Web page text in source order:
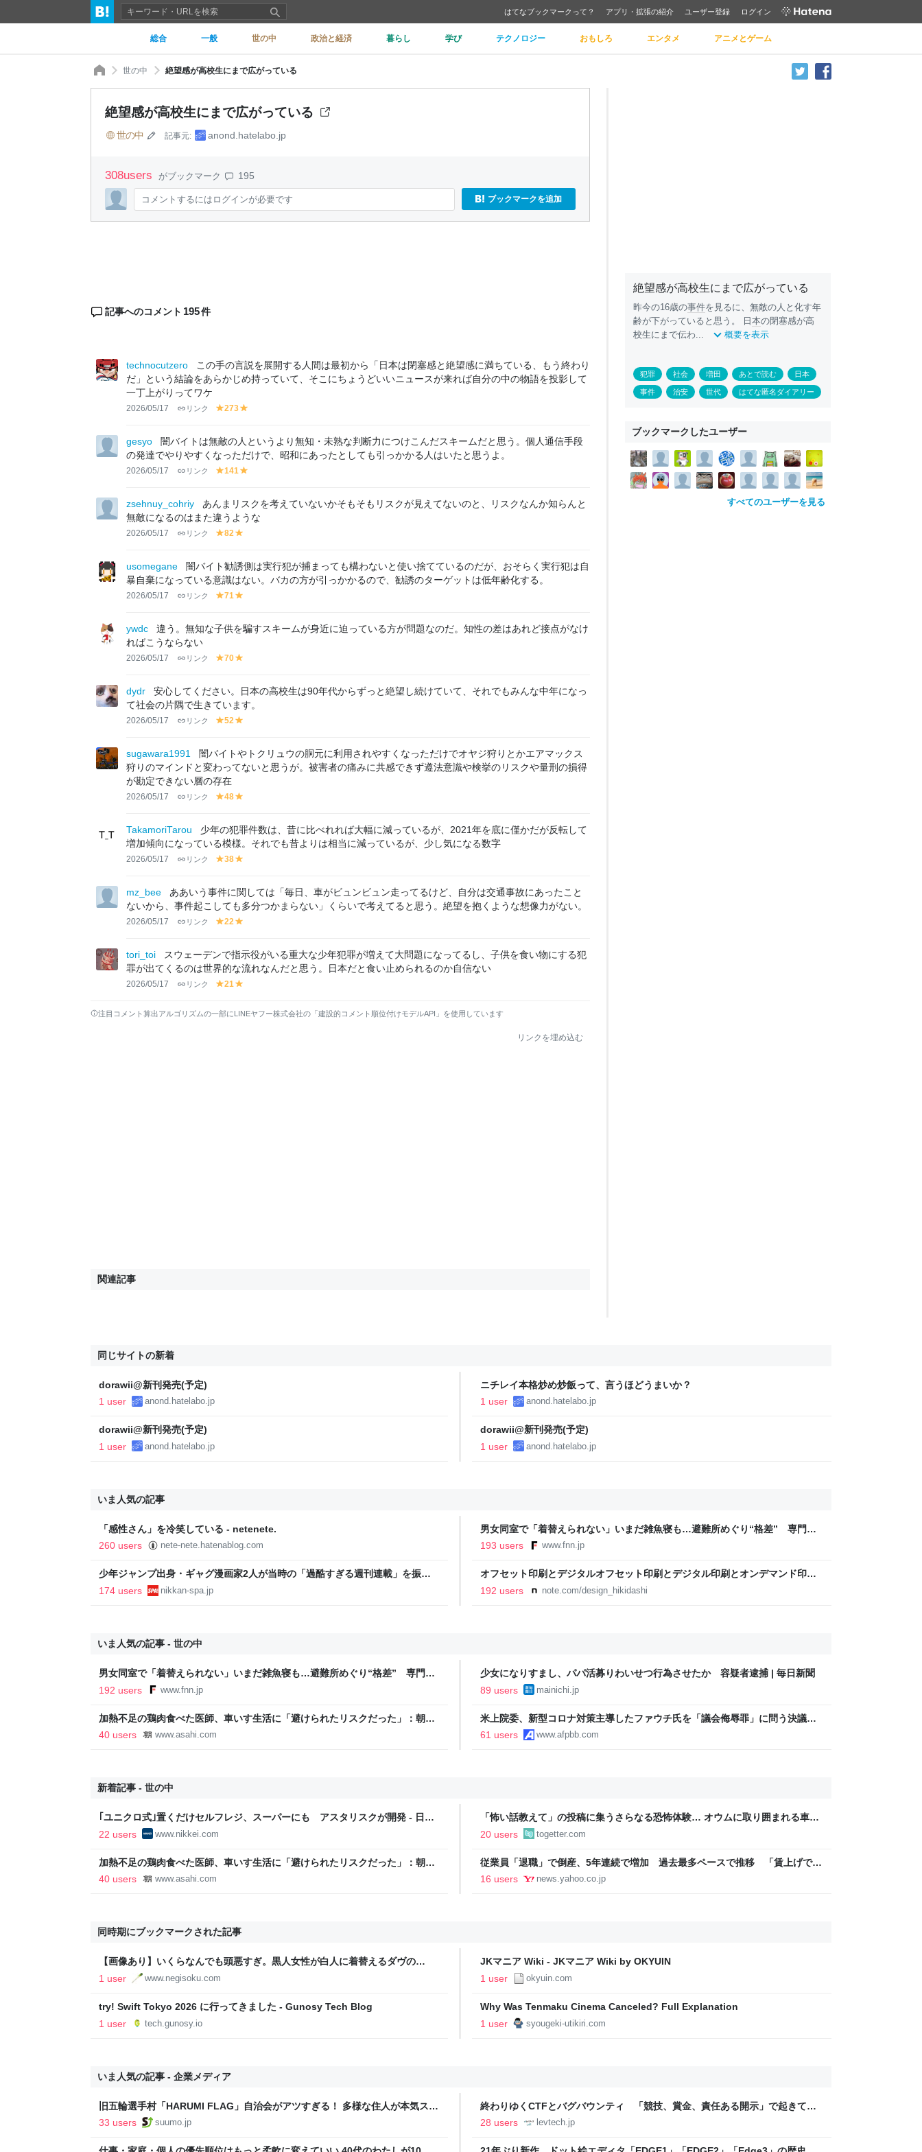
はてなブックマークって？ アプリ・拡張の紹介 ユーザー登録 ログイン
総合 一般 世の中 政治と経済 暮らし 学び テクノロジー おもしろ エンタメ アニメとゲーム
世の中 絶望感が高校生にまで広がっている
絶望感が高校生にまで広がっている
世の中 記事元: anond.hatelabo.jp
308users がブックマーク 195
コメントするにはログインが必要です ブックマークを追加
記事へのコメント 195件
technocutzero
この手の言説を展開する人間は最初から「日本は閉塞感と絶望感に満ちている、もう終わり
だ」という結論をあらかじめ持っていて、そこにちょうどいいニュースが来れば自分の中の物語を投影して
一丁上がりってワケ
2026/05/17 リンク
y
lo
w
273
lo
w
gesyo
闇バイトは無敵の人というより無知・未熟な判断力につけこんだスキームだと思う。個人通信手段
の発達でやりやすくなっただけで、昭和にあったとしても引っかかる人はいたと思うよ。
2026/05/17 リンク
y
lo
w
141
lo
w
zsehnuy_cohriy
あんまリスクを考えていないかそもそもリスクが見えてないのと、リスクなんか知らんと
無敵になるのはまた違うような
2026/05/17 リンク
y
lo
w
82
lo
w
usomegane
闇バイト勧誘側は実行犯が捕まっても構わないと使い捨てているのだが、おそらく実行犯は自
暴自棄になっている意識はない。バカの方が引っかかるので、勧誘のターゲットは低年齢化する。
2026/05/17 リンク
y
lo
71
lo
ywdc
違う。無知な子供を騙すスキームが身近に迫っている方が問題なのだ。知性の差はあれど接点がなけ
ればこうならない
2026/05/17 リンク
y
lo
w
70
lo
w
dydr
安心してください。日本の高校生は90年代からずっと絶望し続けていて、それでもみんな中年になっ
て社会の片隅で生きています。
2026/05/17 リンク
y
lo
w
52
lo
w
sugawara1991
闇バイトやトクリュウの胴元に利用されやすくなっただけでオヤジ狩りとかエアマックス
狩りのマインドと変わってないと思うが。被害者の痛みに共感できず遵法意識や検挙のリスクや量刑の損得
が勘定できない層の存在
2026/05/17 リンク
y
lo
w
48
lo
w
TakamoriTarou
少年の犯罪件数は、昔に比べれれば大幅に減っているが、2021年を底に僅かだが反転して
増加傾向になっている模様。それでも昔よりは相当に減っているが、少し気になる数字
2026/05/17 リンク
y
lo
38
lo
w
mz_bee
ああいう事件に関しては「毎日、車がビュンビュン走ってるけど、自分は交通事故にあったこと
ないから、事件起こしても多分つかまらない」くらいで考えてると思う。絶望を抱くような想像力がない。
2026/05/17 リンク
y
lo
w
22
lo
w
tori_toi
スウェーデンで指示役がいる重大な少年犯罪が増えて大問題になってるし、子供を食い物にする犯
罪が出てくるのは世界的な流れなんだと思う。日本だと食い止められるのか自信ない
2026/05/17 リンク
y
lo
21
lo
注目コメント算出アルゴリズムの一部にLINEヤフー株式会社の「建設的コメント順位付けモデルAPI」を使用しています
リンクを埋め込む
関連記事
絶望感が高校生にまで広がっている
昨今の16歳の事件を見るに、無敵の人と化す年
齢が下がっていると思う。 日 本の閉塞感が高
校生にまで伝わ...
概要を表示
犯罪 社会 増田 あとで読む 日本
事件 治安 世代 はてな匿名ダイアリー
ブックマークしたユーザー
すべてのユーザーを見る
同じサイトの新着
dorawii@新刊発売(予定)
1 user
anond.hatelabo.jp
ニチレイ本格炒め炒飯って、言うほどうまいか？
1 user
anond.hatelabo.jp
dorawii@新刊発売(予定)
1 user
anond.hatelabo.jp
dorawii@新刊発売(予定)
1 user
anond.hatelabo.jp
いま人気の記事
「感性さん」を冷笑している - netenete.
260 users
nete-nete.hatenablog.com
男女同室で「着替えられない」いまだ雑魚寝も…避難所めぐり“格差” 専門家
「標準化されていない」 令和8年熊本地震｜FNNプライムオンライン
193 users www.fnn.jp
少年ジャンプ出身・ギャグ漫画家2人が当時の「過酷すぎる週刊連載」を振り
返る。「ヘルニアで入院しても原稿は落とさない」ストイックな舞台裏 | 日刊
174 users nikkan-spa.jp
オフセット印刷とデジタルオフセット印刷とデジタル印刷とオンデマンド印刷
と。｜デザインのひきだし 津田淳子
192 users note.com/design_hikidashi
いま人気の記事 - 世の中
男女同室で「着替えられない」いまだ雑魚寝も…避難所めぐり“格差” 専門家
「標準化されていない」 令和8年熊本地震｜FNNプライムオンライン
192 users www.fnn.jp
少女になりすまし、パパ活募りわいせつ行為させたか 容疑者逮捕 | 毎日新聞
89 users
mainichi.jp
加熱不足の鶏肉食べた医師、車いす生活に「避けられたリスクだった」：朝日
新聞
40 users www.asahi.com
米上院委、新型コロナ対策主導したファウチ氏を「議会侮辱罪」に問う決議案
可決
61 users www.afpbb.com
新着記事 - 世の中
｢ユニクロ式｣置くだけセルフレジ、スーパーにも アスタリスクが開発 - 日本
経済新聞
22 users www.nikkei.com
「怖い話教えて」の投稿に集うさらなる恐怖体験… オウムに取り囲まれる車、
突然の顔面強打、押し入れ婆さん、深淵から覗く目、路面に広がるピンクの液
20 users togetter.com
加熱不足の鶏肉食べた医師、車いす生活に「避けられたリスクだった」：朝日
新聞
40 users www.asahi.com
従業員「退職」で倒産、5年連続で増加 過去最多ペースで推移 「賃上げでき
ず」倒産も発生（帝国データバンク） - Yahoo!ニュース
16 users news.yahoo.co.jp
同時期にブックマークされた記事
【画像あり】いくらなんでも頭悪すぎ。黒人女性が白人に着替えるダヴの
CM→炎上ｗｗｗｗｗｗｗｗｗｗｗ : ネギ速
1 user www.negisoku.com
JKマニア Wiki - JKマニア Wiki by OKYUIN
1 user
okyuin.com
try! Swift Tokyo 2026 に行ってきました - Gunosy Tech Blog
1 user
tech.gunosy.io
Why Was Tenmaku Cinema Canceled? Full Explanation
1 user
syougeki-utikiri.com
いま人気の記事 - 企業メディア
旧五輪選手村「HARUMI FLAG」自治会がアツすぎる！ 多様な住人が本気スキ
ルで挑む、盆踊り2万人集客や交通改善など“街の価値向上”戦略 東京・中央
33 users suumo.jp
終わりゆくCTFとバグバウンティ 「競技、賞金、責任ある開示」で起きてい
ること【フォーカス】 - レバテックLAB
28 users levtech.jp